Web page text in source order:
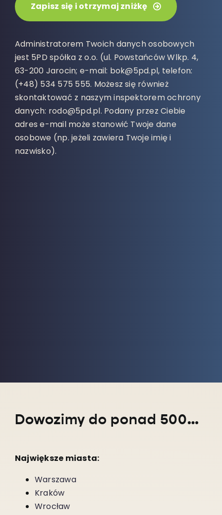
Zapisz się i otrzymaj zniżkę
Administratorem Twoich danych osobowych
jest 5PD spółka z o.o. (ul. Powstańców Wlkp. 4,
63-200 Jarocin; e-mail: bok@5pd.pl, telefon:
(+48) 534 575 555. Możesz się również
skontaktować z naszym inspektorem ochrony
danych: rodo@5pd.pl. Podany przez Ciebie
adres e-mail może stanowić Twoje dane
osobowe (np. jeżeli zawiera Twoje imię i
nazwisko).
Dowozimy do ponad 5000 miejscowości w całym kraju!
Największe miasta:
Warszawa
Kraków
Wrocław